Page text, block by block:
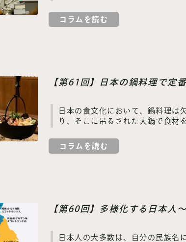
コラムを読む
【第61回】日本の鍋料理で定
日本の食文化において、鍋料理は
り、そこに吊るされた大鍋で食材
コラムを読む
【第60回】多様化する日本人
日本人の大多数は、自分の民族名